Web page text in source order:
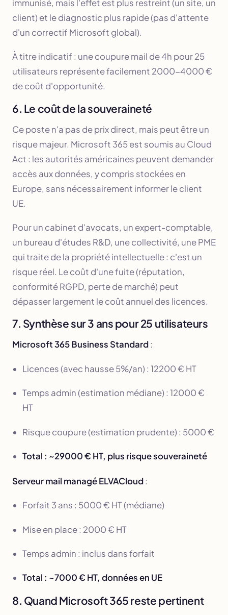
immunisé, mais l'effet est plus restreint (un site, un
client) et le diagnostic plus rapide (pas d'attente
d'un correctif Microsoft global).
À titre indicatif : une coupure mail de 4h pour 25
utilisateurs représente facilement 2000-4000 €
de coût d'opportunité.
6. Le coût de la souveraineté
Ce poste n'a pas de prix direct, mais peut être un
risque majeur. Microsoft 365 est soumis au Cloud
Act : les autorités américaines peuvent demander
accès aux données, y compris stockées en
Europe, sans nécessairement informer le client
UE.
Pour un cabinet d'avocats, un expert-comptable,
un bureau d'études R&D, une collectivité, une PME
qui traite de la propriété intellectuelle : c'est un
risque réel. Le coût d'une fuite (réputation,
conformité RGPD, perte de marché) peut
dépasser largement le coût annuel des licences.
7. Synthèse sur 3 ans pour 25 utilisateurs
Microsoft 365 Business Standard:
Licences (avec hausse 5%/an) : 12200 € HT
Temps admin (estimation médiane) : 12000 €
HT
Risque coupure (estimation prudente) : 5000 €
Total : ~29000 € HT, plus risque souveraineté
Serveur mail managé ELVACloud:
Forfait 3 ans : 5000 € HT (médiane)
Mise en place : 2000 € HT
Temps admin : inclus dans forfait
Total : ~7000 € HT, données en UE
8. Quand Microsoft 365 reste pertinent